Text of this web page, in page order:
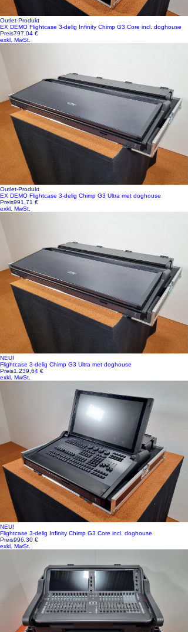
Outlet-Produkt
EX DEMO Flightcase 3-delig Infinity Chimp G3 Core incl. doghouse
Preis797,04 €
exkl. MwSt.
Outlet-Produkt
EX DEMO Flightcase 3-delig Chimp G3 Ultra met doghouse
Preis991,71 €
exkl. MwSt.
NEU!
Flightcase 3-delig Chimp G3 Ultra met doghouse
Preis1.239,64 €
exkl. MwSt.
NEU!
Flightcase 3-delig Infinity Chimp G3 Core incl. doghouse
Preis996,30 €
exkl. MwSt.